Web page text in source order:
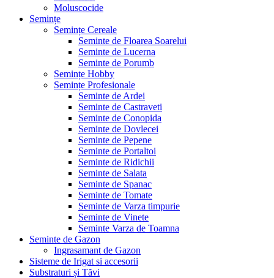
Moluscocide
Semințe
Semințe Cereale
Seminte de Floarea Soarelui
Seminte de Lucerna
Seminte de Porumb
Semințe Hobby
Semințe Profesionale
Seminte de Ardei
Seminte de Castraveti
Seminte de Conopida
Seminte de Dovlecei
Seminte de Pepene
Seminte de Portaltoi
Seminte de Ridichii
Seminte de Salata
Seminte de Spanac
Seminte de Tomate
Seminte de Varza timpurie
Seminte de Vinete
Seminte Varza de Toamna
Seminte de Gazon
Ingrasamant de Gazon
Sisteme de Irigat si accesorii
Substraturi și Tăvi